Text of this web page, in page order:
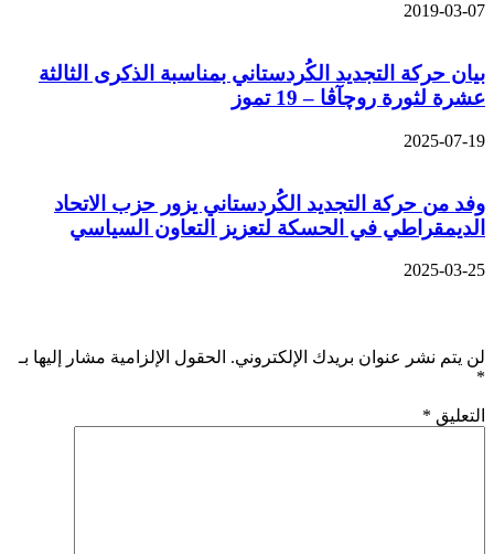
2019-03-07
بيان حركة التجديد الكُردستاني بمناسبة الذكرى الثالثة
عشرة لثورة روچآڤا – 19 تموز
2025-07-19
وفد من حركة التجديد الكُردستاني يزور حزب الاتحاد
الديمقراطي في الحسكة لتعزيز التعاون السياسي
2025-03-25
لن يتم نشر عنوان بريدك الإلكتروني. الحقول الإلزامية مشار إليها بـ
*
التعليق *